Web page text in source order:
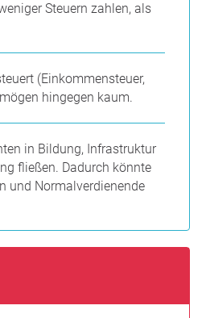
Steuern zahlen, als
(Einkommensteuer,
hingegen kaum.
in Bildung, Infrastruktur
fließen. Dadurch könnte
und Normalverdienende